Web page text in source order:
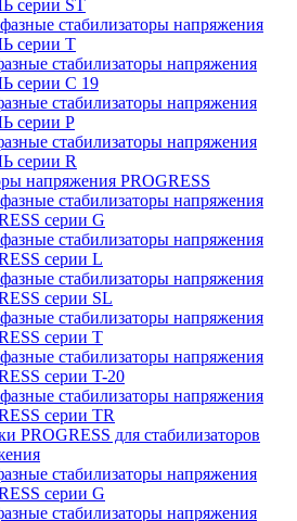
серии ST
стабилизаторы напряжения
серии T
стабилизаторы напряжения
серии C 19
стабилизаторы напряжения
серии P
стабилизаторы напряжения
серии R
напряжения PROGRESS
стабилизаторы напряжения
серии G
стабилизаторы напряжения
серии L
стабилизаторы напряжения
серии SL
стабилизаторы напряжения
серии T
стабилизаторы напряжения
серии T-20
стабилизаторы напряжения
серии TR
PROGRESS для стабилизаторов
стабилизаторы напряжения
серии G
стабилизаторы напряжения